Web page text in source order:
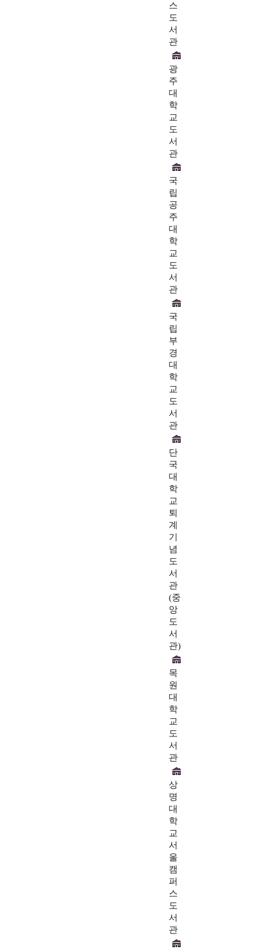
스
도
서
관
광
주
대
학
교
도
서
관
국
립
공
주
대
학
교
도
서
관
국
립
부
경
대
학
교
도
서
관
단
국
대
학
교
퇴
계
기
념
도
서
관
(중
앙
도
서
관)
목
원
대
학
교
도
서
관
상
명
대
학
교
서
울
캠
퍼
스
도
서
관